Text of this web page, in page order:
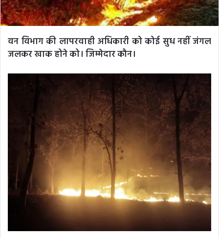
वन विभाग की लापरवाही अधिकारी को कोई सुध नहीं जंगल
जलकर खाक होने को। जिम्मेदार कौन।